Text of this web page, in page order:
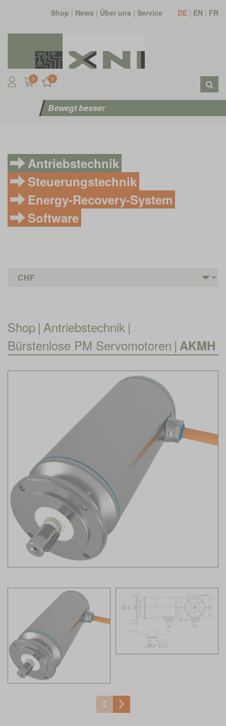
Shop | News | Über uns | Service DE | EN | FR
0 0
Bewegt besser
Antriebstechnik
Steuerungstechnik
Energy-Recovery-System
Software
Shop | Antriebstechnik |
Bürstenlose PM Servomotoren | AKMH